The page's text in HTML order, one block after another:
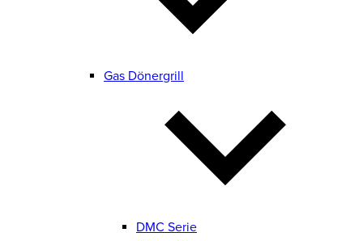
Gas Dönergrill
DMC Serie